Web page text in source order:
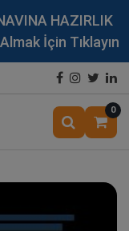
HAZIRLIK
İçin Tıklayın
0